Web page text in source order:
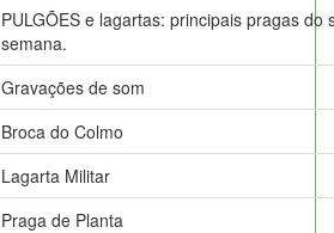
PULGÕES e lagartas: principais pragas do
semana.
Gravações de som
Broca do Colmo
Lagarta Militar
Praga de Planta